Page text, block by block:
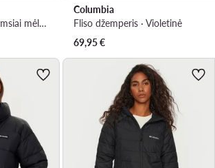
Fliso džemperis · Tamsiai mėlyna · Regular Fit
Columbia
Fliso džemperis · Violetinė
69,95€